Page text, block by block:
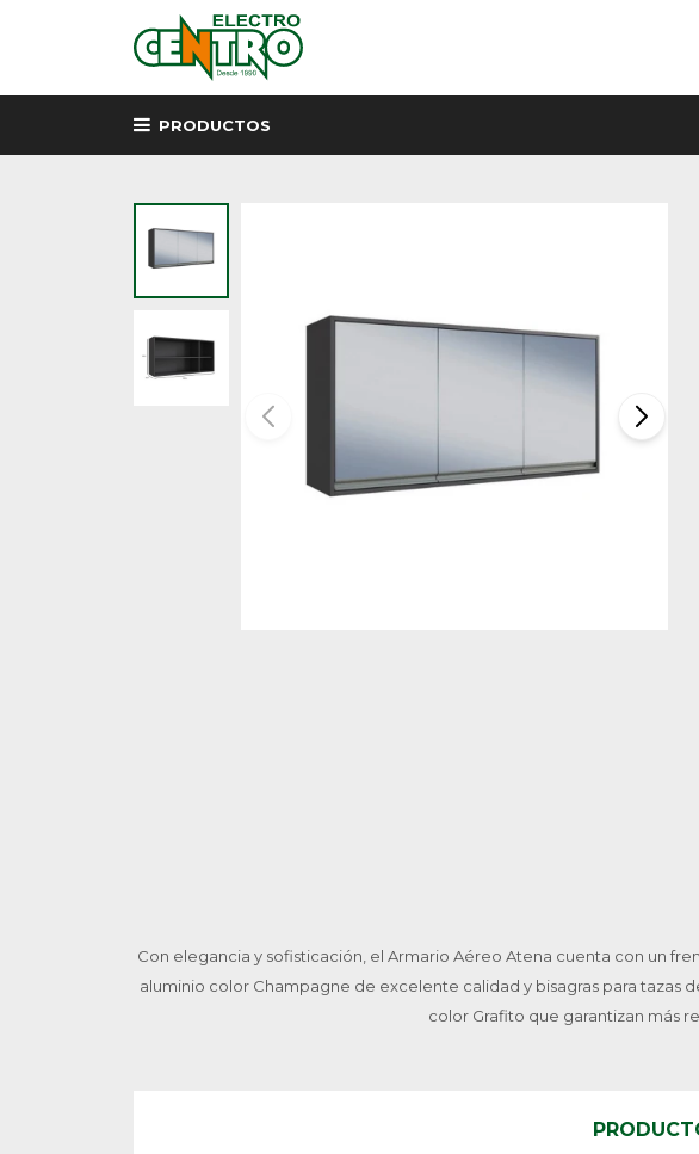
PRODUCTOS
Con elegancia y sofisticación, el Armario Aéreo Atena cuenta con un
aluminio color Champagne de excelente calidad y bisagras para
color Grafito que garantizan más